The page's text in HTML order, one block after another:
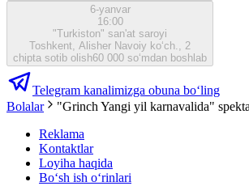
6-yanvar
16:00
"Turkiston" san'at saroyi
Toshkent, Alisher Navoiy ko‘ch., 2
chipta sotib olish60 000 so‘mdan boshlab
Telegram kanalimizga obuna bo‘ling
Bolalar
"Grinch Yangi yil karnavalida"
Reklama
Kontaktlar
Loyiha haqida
Bo‘sh ish o‘rinlari